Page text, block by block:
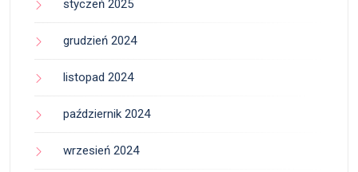
styczeń 2025
grudzień 2024
listopad 2024
październik 2024
wrzesień 2024